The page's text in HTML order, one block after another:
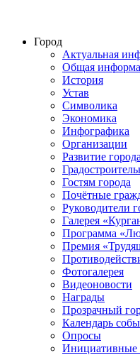
Город
Актуальная
Общая
История
Устав
Символика
Экономика
Инфографика
Организации
Развитие города
Гостям города
Почётные
Руководители
Галерея
Программа
Премия
Фотогалерея
Видеоновости
Награды
Прозрачный
Календарь
Опросы
Инициативные